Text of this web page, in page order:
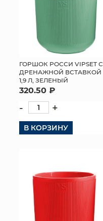
ГОРШОК РОССИ VIPSET С
ДРЕНАЖНОЙ ВСТАВКОЙ
1,9 Л, ЗЕЛЕНЫЙ
320.50 ₽
- +
В КОРЗИНУ